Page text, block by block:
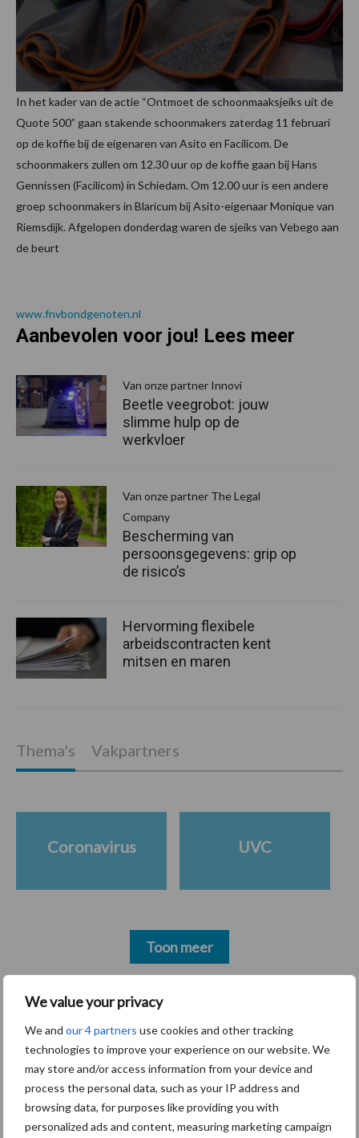
We value your privacy
We and our 4 partners use cookies and other tracking
technologies to improve your experience on our website. We
may store and/or access information from your device and
process the personal data, such as your IP address and
browsing data, for purposes like providing you with
personalized ads and content, measuring marketing campaign
In het kader van de actie “Ontmoet de schoonmaaksjeiks uit de
Quote 500” gaan stakende schoonmakers zaterdag 11 februari
op de koffie bij de eigenaren van Asito en Facilicom. De
schoonmakers zullen om 12.30 uur op de koffie gaan bij Hans
Gennissen (Facilicom) in Schiedam. Om 12.00 uur is een andere
groep schoonmakers in Blaricum bij Asito-eigenaar Monique van
Riemsdijk. Afgelopen donderdag waren de sjeiks van Vebego aan
de beurt
www.fnvbondgenoten.nl
Primaire
Sidebar
Recent nieuws Partner nieuws
30 dec
Hervorming flexibele
arbeidscontracten kent mitsen en
maren
Aanbevolen voor jou! Lees meer
Van onze partner Innovi
Beetle veegrobot: jouw
slimme hulp op de
werkvloer
Van onze partner The Legal
Company
Bescherming van
persoonsgegevens: grip op
de risico’s
Hervorming flexibele
arbeidscontracten kent
mitsen en maren
Thema's Vakpartners
Coronavirus UVC
Toon meer